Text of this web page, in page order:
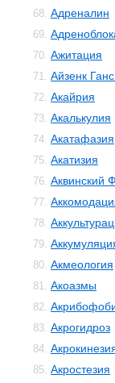
68. Адреналин
69.
70. Ажитация
71. Айзенк
72. Акайрия
73. Акалькулия
74. Акатафазия
75. Акатизия
76. Аквинский
77.
78.
79.
80. Акмеология
81. Акоазмы
82.
83. Акрогидроз
84.
85. Акростезия